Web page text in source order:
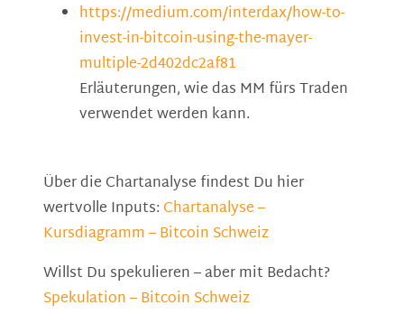
https://medium.com/interdax/how-to-
invest-in-bitcoin-using-the-mayer-
multiple-2d402dc2af81
Erläuterungen, wie das MM fürs Traden
verwendet werden kann.
Über die Chartanalyse findest Du hier
wertvolle Inputs: Chartanalyse –
Kursdiagramm – Bitcoin Schweiz
Willst Du spekulieren – aber mit Bedacht?
Spekulation – Bitcoin Schweiz